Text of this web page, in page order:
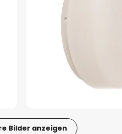
Bilder anzeigen